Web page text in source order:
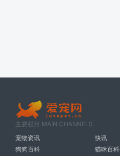
主要栏目 MAIN CHANNELS
宠物资讯
快讯
狗狗百科
猫咪百科